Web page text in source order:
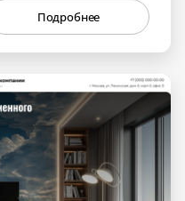
Подробнее